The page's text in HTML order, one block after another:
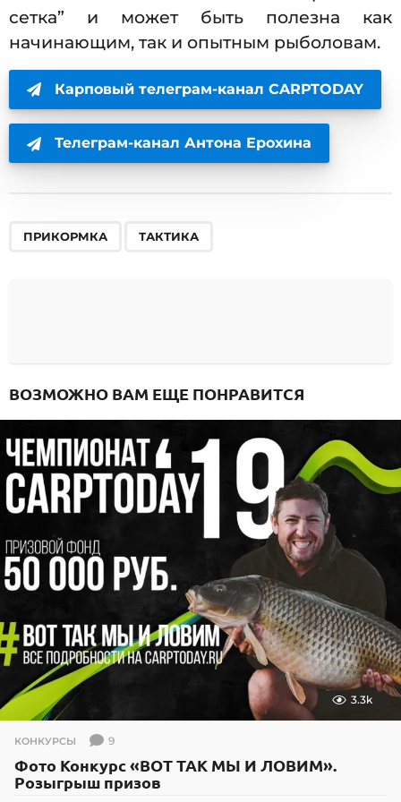
сетка” и может быть полезна как
начинающим, так и опытным рыболовам.
Карповый телеграм-канал CARPTODAY
Телеграм-канал Антона Ерохина
ПРИКОРМКА ТАКТИКА
ВОЗМОЖНО ВАМ ЕЩЕ ПОНРАВИТСЯ
3.3k
КОНКУРСЫ 9
Фото Конкурс «ВОТ ТАК МЫ И ЛОВИМ».
Розыгрыш призов